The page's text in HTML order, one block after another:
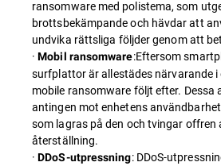
ransomware med polistema, som
brottsbekämpande och hävdar att
undvika rättsliga följder genom att
·Mobil ransomware:Eftersom
surfplattor är allestädes närvarande
mobile ransomware följt efter. Dessa
antingen mot enhetens
som lagras på den och tvingar
återställning.
·DDoS-utpressning: DDoS-